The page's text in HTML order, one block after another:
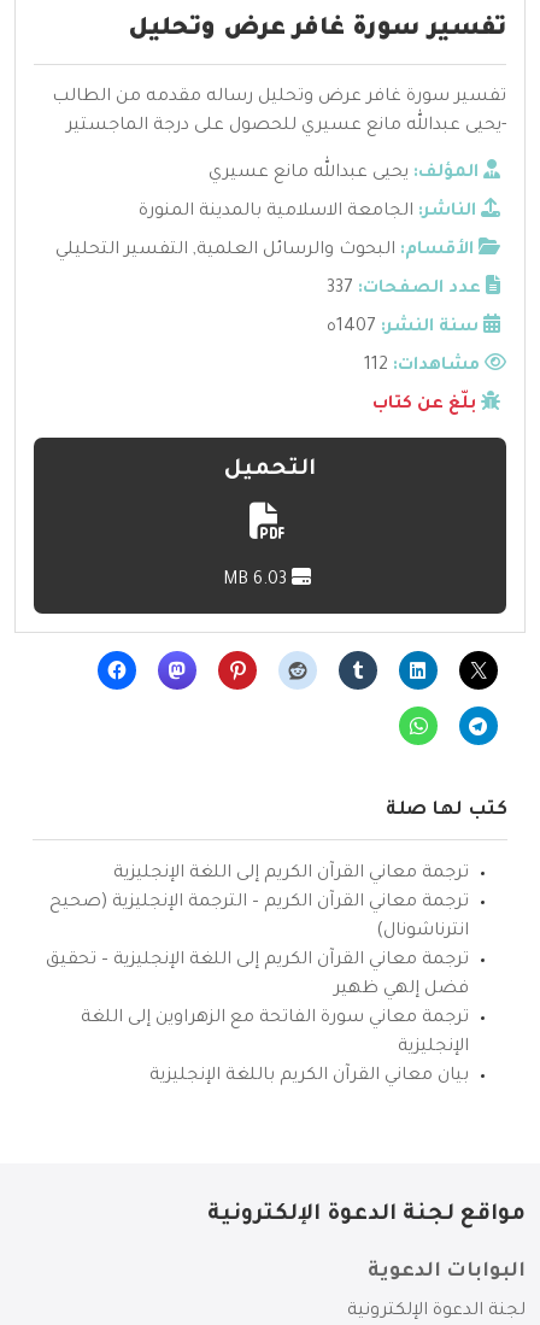
تفسير سورة غافر عرض وتحليل
تفسير سورة غافر عرض وتحليل رساله مقدمه من الطالب
-يحيى عبدالله مانع عسيري للحصول على درجة الماجستير
المؤلف: يحيى عبدالله مانع عسيري
الناشر: الجامعة الاسلامية بالمدينة المنورة
الأقسام: البحوث والرسائل العلمية, التفسير التحليلي
عدد الصفحات: 337
سنة النشر: 1407ه
مشاهدات:
بلّغ عن كتاب
التحميل
كتب لها صلة
ترجمة معاني القرآن الكريم إلى اللغة الإنجليزية
ترجمة معاني القرآن الكريم – الترجمة الإنجليزية (صحيح
انترناشونال)
ترجمة معاني القرآن الكريم إلى اللغة الإنجليزية – تحقيق
فضل إلهي ظهير
ترجمة معاني سورة الفاتحة مع الزهراوين إلى اللغة
الإنجليزية
بيان معاني القرآن الكريم باللغة الإنجليزية
مواقع لجنة الدعوة الإلكترونية
البوابات الدعوية
لجنة الدعوة الإلكترونية